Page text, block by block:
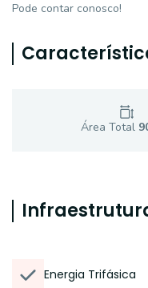
Pode contar conosco!
Área Total
Energia Trifásica